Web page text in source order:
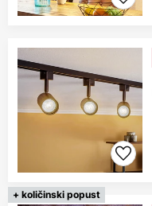
+ količinski popust